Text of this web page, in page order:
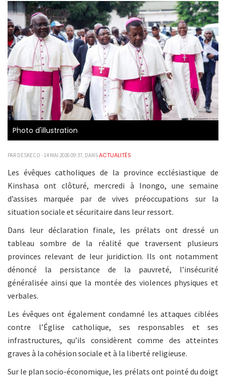
Photo d'illustration
PAR DESKECO - 14 MAI 2026 09:37, DANSACTUALITÉS
Les évêques catholiques de la province ecclésiastique de
Kinshasa ont clôturé, mercredi à Inongo, une semaine
d’assises marquée par de vives préoccupations sur la
situation sociale et sécuritaire dans leur ressort.
Dans leur déclaration finale, les prélats ont dressé un
tableau sombre de la réalité que traversent plusieurs
provinces relevant de leur juridiction. Ils ont notamment
dénoncé la persistance de la pauvreté, l’insécurité
généralisée ainsi que la montée des violences physiques et
verbales.
Les évêques ont également condamné les attaques ciblées
contre l’Église catholique, ses responsables et ses
infrastructures, qu’ils considèrent comme des atteintes
graves à la cohésion sociale et à la liberté religieuse.
Sur le plan socio-économique, les prélats ont pointé du doigt